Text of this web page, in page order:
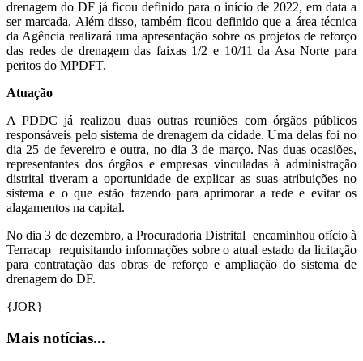
drenagem do DF já ficou definido para o início de 2022, em data a
ser marcada. Além disso, também ficou definido que a área técnica
da Agência realizará uma apresentação sobre os projetos de reforço
das redes de drenagem das faixas 1/2 e 10/11 da Asa Norte para
peritos do MPDFT.
Atuação
A PDDC já realizou duas outras reuniões com órgãos públicos
responsáveis pelo sistema de drenagem da cidade. Uma delas foi no
dia 25 de fevereiro e outra, no dia 3 de março. Nas duas ocasiões,
representantes dos órgãos e empresas vinculadas à administração
distrital tiveram a oportunidade de explicar as suas atribuições no
sistema e o que estão fazendo para aprimorar a rede e evitar os
alagamentos na capital.
No dia 3 de dezembro, a Procuradoria Distrital encaminhou ofício à
Terracap requisitando informações sobre o atual estado da licitação
para contratação das obras de reforço e ampliação do sistema de
drenagem do DF.
{JOR}
Mais notícias...